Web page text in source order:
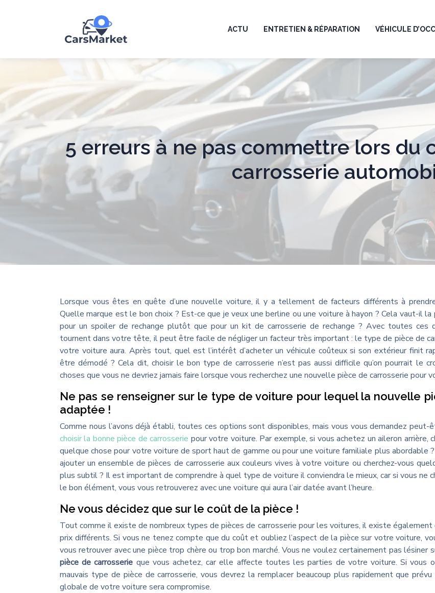
ACTU ENTRETIEN & RÉPARATION VÉHICULE
5 erreurs à ne pas commettre lors du
carrosserie
Lorsque vous êtes en quête d’une nouvelle voiture, il y a tellement de facteurs différents à
Quelle marque est le bon choix ? Est-ce que je veux une berline ou une voiture à hayon ? Cela vaut-il la
pour un spoiler de rechange plutôt que pour un kit de carrosserie de rechange ? Avec toutes ces
tournent dans votre tête, il peut être facile de négliger un facteur très important : le type de pièce de
votre voiture aura. Après tout, quel est l’intérêt d’acheter un véhicule coûteux si son extérieur finit
être démodé ? Cela dit, choisir le bon type de carrosserie n’est pas aussi difficile qu’on pourrait le
choses que vous ne devriez jamais faire lorsque vous recherchez une nouvelle pièce de carrosserie pour
Ne pas se renseigner sur le type de voiture pour lequel la nouvelle
adaptée !
Comme nous l’avons déjà établi, toutes ces options sont disponibles, mais vous vous demandez peut-
choisir la bonne pièce de carrosserie pour votre voiture. Par exemple, si vous achetez un aileron arrière,
quelque chose pour votre voiture de sport haut de gamme ou pour une voiture familiale plus abordable
ajouter un ensemble de pièces de carrosserie aux couleurs vives à votre voiture ou cherchez-vous
plus subtil ? Il est important de comprendre à quel type de voiture il conviendra le mieux, car si vous ne
le bon élément, vous vous retrouverez avec une voiture qui aura l’air datée avant l’heure.
Ne vous décidez que sur le coût de la pièce !
Tout comme il existe de nombreux types de pièces de carrosserie pour les voitures, il existe également
prix différents. Si vous ne tenez compte que du coût et oubliez l’aspect de la pièce sur votre voiture,
vous retrouver avec une pièce trop chère ou trop bon marché. Vous ne voulez certainement pas lésiner
pièce de carrosserie que vous achetez, car elle affecte toutes les parties de votre voiture. Si vous
mauvais type de pièce de carrosserie, vous devrez la remplacer beaucoup plus rapidement que
globale de votre voiture sera compromise.